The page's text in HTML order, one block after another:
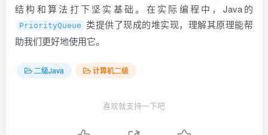
结构和算法打下坚实基础。在实际编程中，Java的
PriorityQueue
类提供了现成的堆实现，理解其原理能帮
助我们更好地使用它。
二级Java 计算机二级
喜欢就支持一下吧